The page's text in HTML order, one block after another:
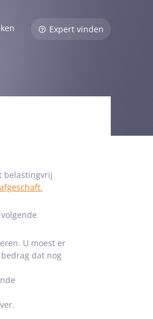
Expert vinden
belastingvrij
U moest er
dat nog